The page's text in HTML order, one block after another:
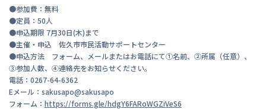
●参加費：無料
●定員：50人
●申込期限 7月30日(木)まで
●主催・申込 佐久市市民活動サポートセンター
●申込方法 フォーム、メールまたはお電話にて①名前、②所属（任意）、
③参加人数、④連絡先をお知らせください。
電話：0267-64-6362
Eメール：sakusapo@sakusapo
フォーム： https://forms.gle/hdgY6FARoWGZiVeS6